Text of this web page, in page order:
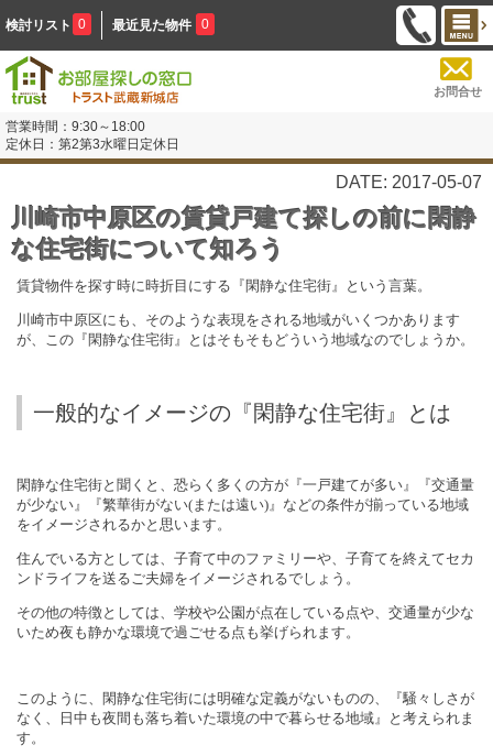
検討リスト 0 最近見た物件 0
お問合せ
営業時間：9:30～18:00
定休日：第2第3水曜日定休日
DATE: 2017-05-07
川崎市中原区の賃貸戸建て探しの前に閑静
な住宅街について知ろう
賃貸物件を探す時に時折目にする『閑静な住宅街』という言葉。
川崎市中原区にも、そのような表現をされる地域がいくつかあります
が、この『閑静な住宅街』とはそもそもどういう地域なのでしょうか。
一般的なイメージの『閑静な住宅街』とは
閑静な住宅街と聞くと、恐らく多くの方が『一戸建てが多い』『交通量
が少ない』『繁華街がない( または遠い) 』などの条件が揃っている地域
をイメージされるかと思います。
住んでいる方としては、子育て中のファミリーや、子育てを終えてセカ
ンドライフを送るご夫婦をイメージされるでしょう。
その他の特徴としては、学校や公園が点在している点や、交通量が少な
いため夜も静かな環境で過ごせる点も挙げられます。
このように、閑静な住宅街には明確な定義がないものの、『騒々しさが
なく、日中も夜間も落ち着いた環境の中で暮らせる地域』と考えられま
す。